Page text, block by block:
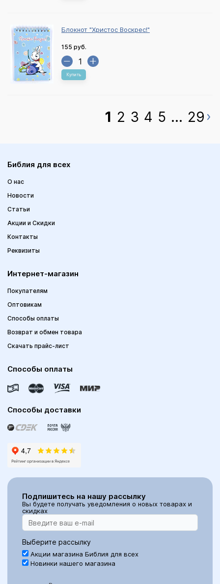
Блокнот "Христос Воскрес!"
155 руб.
Купить
1 2 3 4 5 ... 29
Библия для всех
О нас
Новости
Статьи
Акции и Скидки
Контакты
Реквизиты
Интернет-магазин
Покупателям
Оптовикам
Способы оплаты
Возврат и обмен товара
Скачать прайс-лист
Способы оплаты
Способы доставки
Подпишитесь на нашу рассылку
Вы будете получать уведомления о новых товарах и
скидках
Выберите рассылку
Акции магазина Библия для всех
Новинки нашего магазина